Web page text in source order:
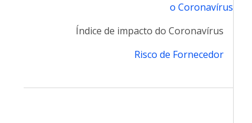
o Coronavírus
Índice de impacto do Coronavírus
Risco de Fornecedor